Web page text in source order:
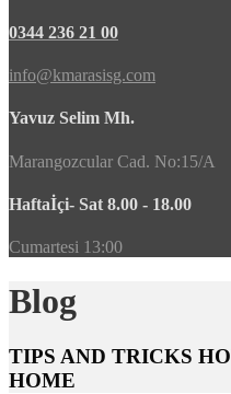
0344 236 21 00
info@kmarasisg.com
Yavuz Selim Mh.
Marangozcular Cad. No:15/A
Haftaİçi- Sat 8.00 - 18.00
Cumartesi 13:00
Blog
TIPS AND TRICKS
HOME